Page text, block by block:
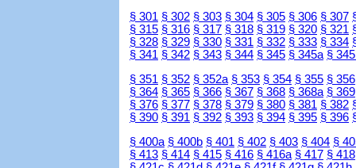
§ 301 § 302 § 303 § 304 § 305 § 306 § 307
§ 315 § 316 § 317 § 318 § 319 § 320 § 321
§ 328 § 329 § 330 § 331 § 332 § 333 § 334
§ 341 § 342 § 343 § 344 § 345 § 345a §
§ 351 § 352 § 352a § 353 § 354 § 355 § 356
§ 364 § 365 § 366 § 367 § 368 § 368a § 369
§ 376 § 377 § 378 § 379 § 380 § 381 § 382
§ 390 § 391 § 392 § 393 § 394 § 395 § 396
§ 400a § 400b § 401 § 402 § 403 § 404 §
§ 413 § 414 § 415 § 416 § 416a § 417 § 418